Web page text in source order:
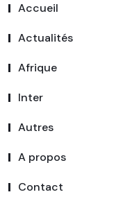
Accueil
Actualités
Afrique
Inter
Autres
A propos
Contact